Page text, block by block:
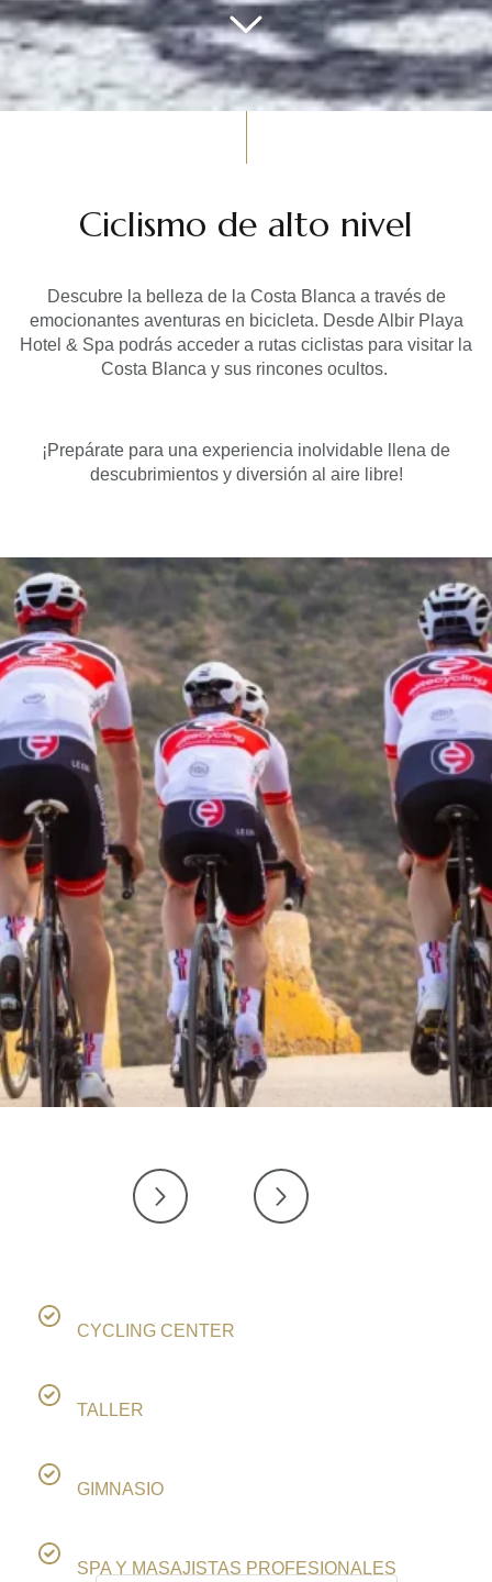
Ciclismo de alto nivel
Descubre la belleza de la Costa Blanca a través de
emocionantes aventuras en bicicleta. Desde Albir Playa
Hotel & Spa podrás acceder a rutas ciclistas para visitar la
Costa Blanca y sus rincones ocultos.
¡Prepárate para una experiencia inolvidable llena de
descubrimientos y diversión al aire libre!
CYCLING CENTER
TALLER
GIMNASIO
SPA Y MASAJISTAS PROFESIONALES